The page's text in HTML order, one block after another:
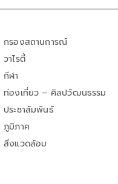
กรองสถานการณ์
วาไรตี้
กีฬา
ท่องเที่ยว – ศิลปวัฒนธรรม
ประชาสัมพันธ์
ภูมิภาค
สิ่งแวดล้อม